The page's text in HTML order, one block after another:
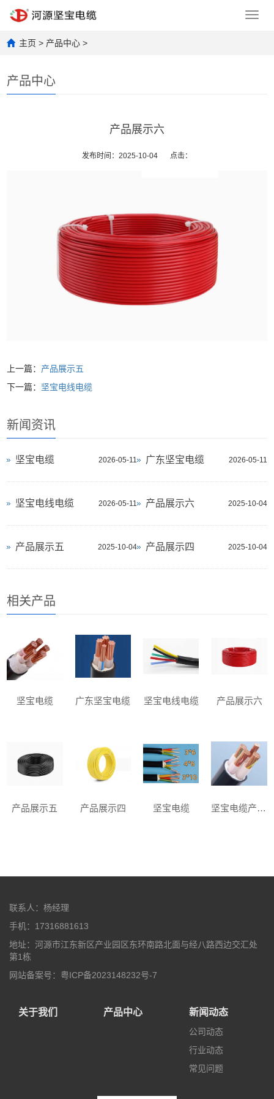
主页 > 产品中心 >
产品中心
产品展示六
发布时间：2025-10-04 点击：
上一篇： 产品展示五
下一篇： 坚宝电线电缆
新闻资讯
2026-05-11
坚宝电缆 2026-05-11
广东坚宝电缆
2026-05-11
坚宝电线电缆 2025-10-04
产品展示六
2025-10-04
产品展示五 2025-10-04
产品展示四
相关产品
坚宝电缆 广东坚宝电缆 坚宝电线电缆 产品展示六
产品展示五 产品展示四 坚宝电缆 坚宝电缆产品展示
联系人：杨经理
手机：17316881613
地址：河源市江东新区产业园区东环南路北面与经八路西边交汇处
第1栋
网站备案号：粤ICP备2023148232号-7
关于我们 产品中心 新闻动态
公司动态
行业动态
常见问题